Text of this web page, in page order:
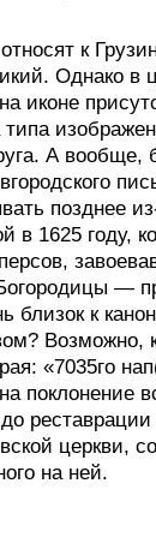
к
Однако в
иконе
А
позднее
1625 году,
—
близок к
Возможно,
«7035го
поклонение
церкви,
на ней.